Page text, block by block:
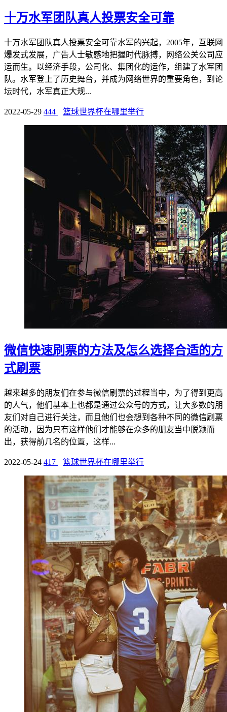
十万水军团队真人投票安全可靠
十万水军团队真人投票安全可靠水军的兴起，2005年，互联网
爆发式发展，广告人士敏感地把握时代脉搏，网络公关公司应
运而生。以经济手段，公司化、集团化的运作，组建了水军团
队。水军登上了历史舞台，并成为网络世界的重要角色，到论
坛时代，水军真正大规...
2022-05-29 444 篮球世界杯在哪里举行
微信快速刷票的方法及怎么选择合适的方
式刷票
越来越多的朋友们在参与微信刷票的过程当中，为了得到更高
的人气，他们基本上也都是通过公众号的方式，让大多数的朋
友们对自己进行关注，而且他们也会想到各种不同的微信刷票
的活动，因为只有这样他们才能够在众多的朋友当中脱颖而
出，获得前几名的位置，这样...
2022-05-24 417 篮球世界杯在哪里举行